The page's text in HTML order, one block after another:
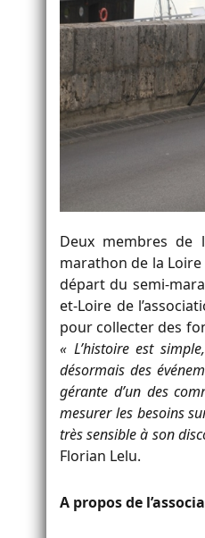
Deux membres de
marathon de la
départ du semi-
et-Loire de
pour collecter des
« L’histoire est
désormais des
gérante d’un des
mesurer les besoins
très sensible à son
Florian Lelu.
A propos de